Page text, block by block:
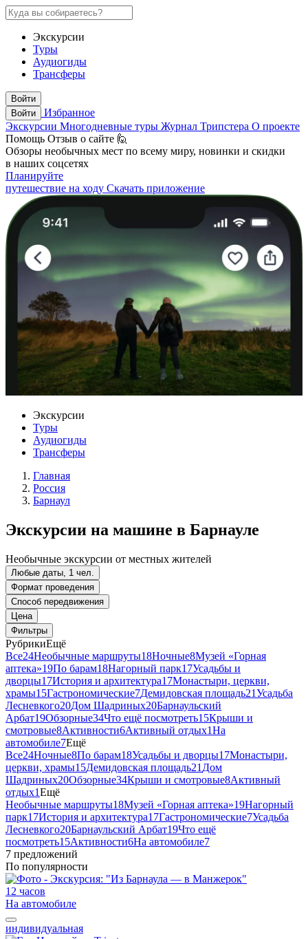
Экскурсии
Туры
Аудиогиды
Трансферы
Войти
Войти
Избранное
Экскурсии Многодневные туры Журнал Трипстера О проекте
Помощь Отзыв о сайте 🙋
Обзоры необычных мест по всему миру, новинки и скидки
в наших соцсетях
Планируйте
путешествие на ходу Скачать приложение
Экскурсии
Туры
Аудиогиды
Трансферы
Главная
Россия
Барнаул
Экскурсии на машине в Барнауле
Необычные экскурсии от местных жителей
Любые даты, 1 чел.
Формат проведения
Способ передвижения
Цена
Фильтры
РубрикиЕщё
Все24Необычные маршруты18Ночные8Музей «Горная
аптека»19По барам18Нагорный парк17Усадьбы и
дворцы17История и архитектура17Монастыри, церкви,
храмы15Гастрономические7Демидовская площадь21Усадьба
Лесневкого20Дом Шадриных20Барнаульский
Арбат19Обзорные34Что ещё посмотреть15Крыши и
смотровые8Активности6Активный отдых1На
автомобиле7Ещё
Все24Ночные8По барам18Усадьбы и дворцы17Монастыри,
церкви, храмы15Демидовская площадь21 Дом
Шадриных20Обзорные34Крыши и смотровые8Активный
отдых1Ещё
Необычные маршруты18Музей «Горная аптека»19Нагорный
парк17История и архитектура17Гастрономические7Усадьба
Лесневкого20Барнаульский Арбат19Что ещё
посмотреть15Активности6На автомобиле7
7 предложений
По популярности
12 часов
На автомобиле
индивидуальная